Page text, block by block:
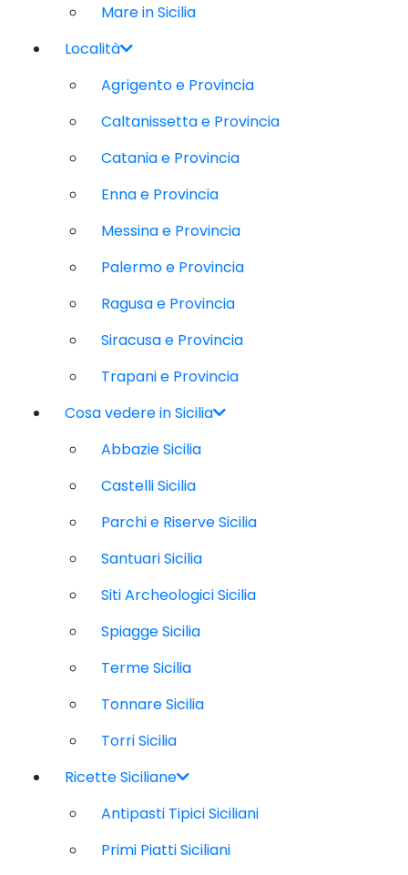
Mare in Sicilia
Località
Agrigento e Provincia
Caltanissetta e Provincia
Catania e Provincia
Enna e Provincia
Messina e Provincia
Palermo e Provincia
Ragusa e Provincia
Siracusa e Provincia
Trapani e Provincia
Cosa vedere in Sicilia
Abbazie Sicilia
Castelli Sicilia
Parchi e Riserve Sicilia
Santuari Sicilia
Siti Archeologici Sicilia
Spiagge Sicilia
Terme Sicilia
Tonnare Sicilia
Torri Sicilia
Ricette Siciliane
Antipasti Tipici Siciliani
Primi Piatti Siciliani